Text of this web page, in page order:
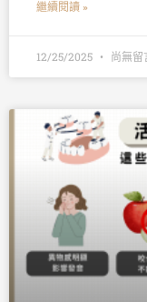
繼續閱讀 »
12/25/2025 尚無留